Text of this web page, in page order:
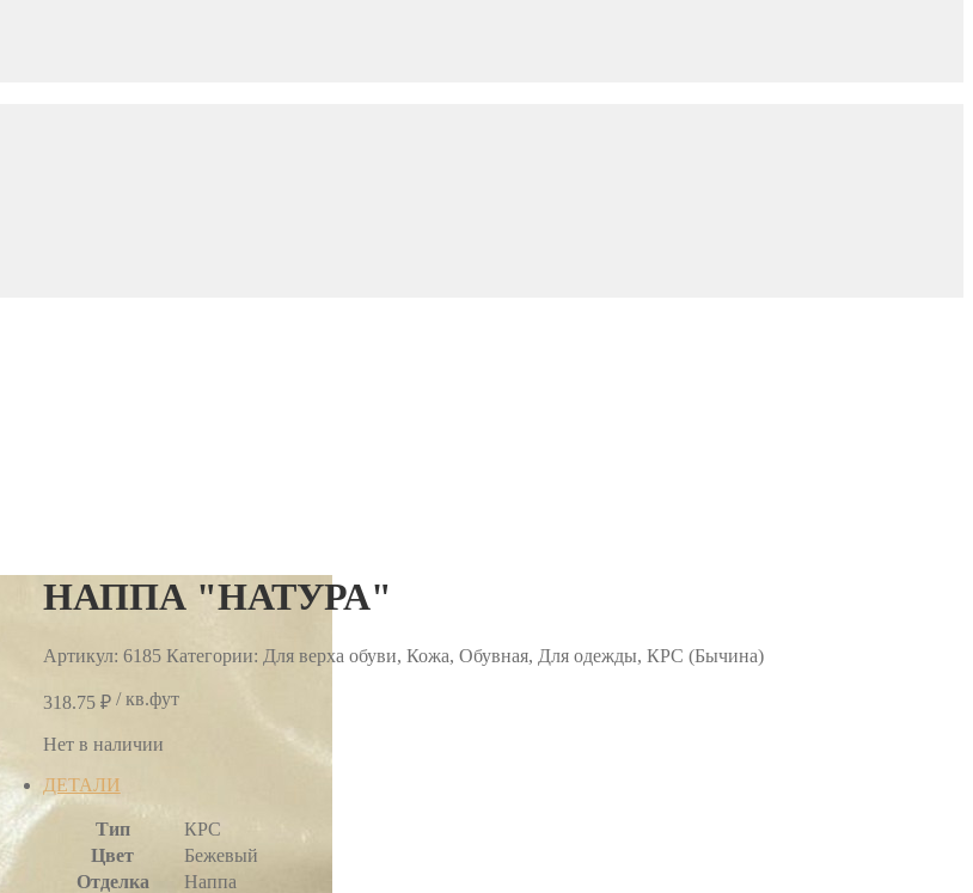
НАППА "НАТУРА"
Артикул: 6185 Категории: Для верха обуви, Кожа, Обувная, Для одежды, КРС (Бычина)
318.75 ₽/ кв.фут
Нет в наличии
ДЕТАЛИ
Тип
КРС
Цвет
Бежевый
Отделка
Наппа